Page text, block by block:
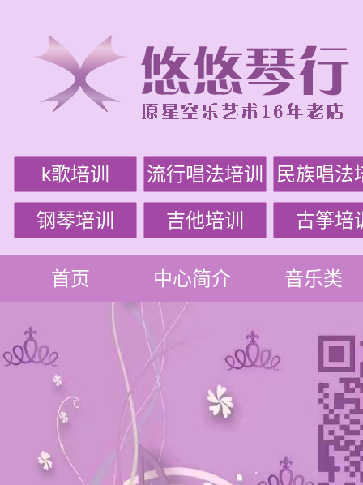
k歌培训 流行唱法培训 民族唱法
钢琴培训 吉他培训 古筝培
首页 中心简介 音乐类